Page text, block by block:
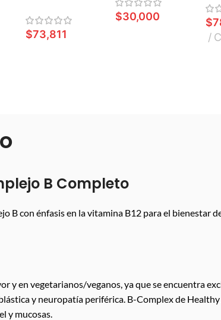
$73,811
$30,000 $
B Completo
B con énfasis en la vitamina B12 para el bienestar
y en vegetarianos/veganos, ya que se encuentra
y neuropatía periférica. B-Complex de
y mucosas.